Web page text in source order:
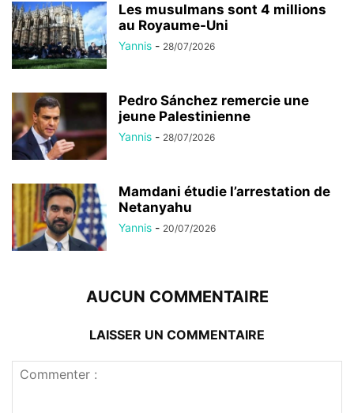
Les musulmans sont 4 millions
au Royaume-Uni
Yannis - 28/07/2026
Pedro Sánchez remercie une
jeune Palestinienne
Yannis - 28/07/2026
Mamdani étudie l’arrestation de
Netanyahu
Yannis - 20/07/2026
AUCUN COMMENTAIRE
LAISSER UN COMMENTAIRE